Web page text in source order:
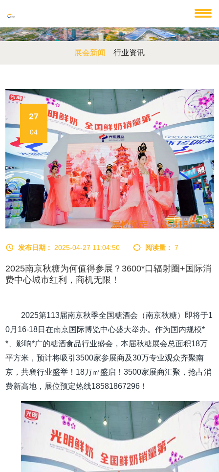
展会新闻 行业资讯
27
04
发布日期： 2025-04-27 11:04:50 阅读量： 7
2025南京秋糖为何值得参展？3600*口辐射圈+国际消
费中心城市红利，商机无限！
2025第113届南京秋季全国糖酒会（南京秋糖）即将于1
0月16-18日在南京国际博览中心盛大举办。作为国内规模*
*、影响*广的糖酒食品行业盛会，本届秋糖展会总面积18万
平方米，预计将吸引3500家参展商及30万专业观众齐聚南
京，共襄行业盛举！18万㎡盛启！3500家展商汇聚，抢占消
费新高地，展位预定热线18581867296！